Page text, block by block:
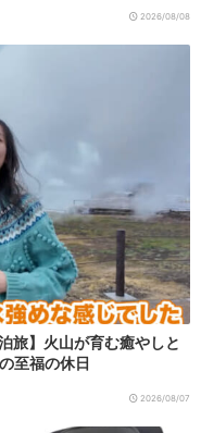
2026/08/08
旅】火山が育む癒やしと
至福の休日
2026/08/07